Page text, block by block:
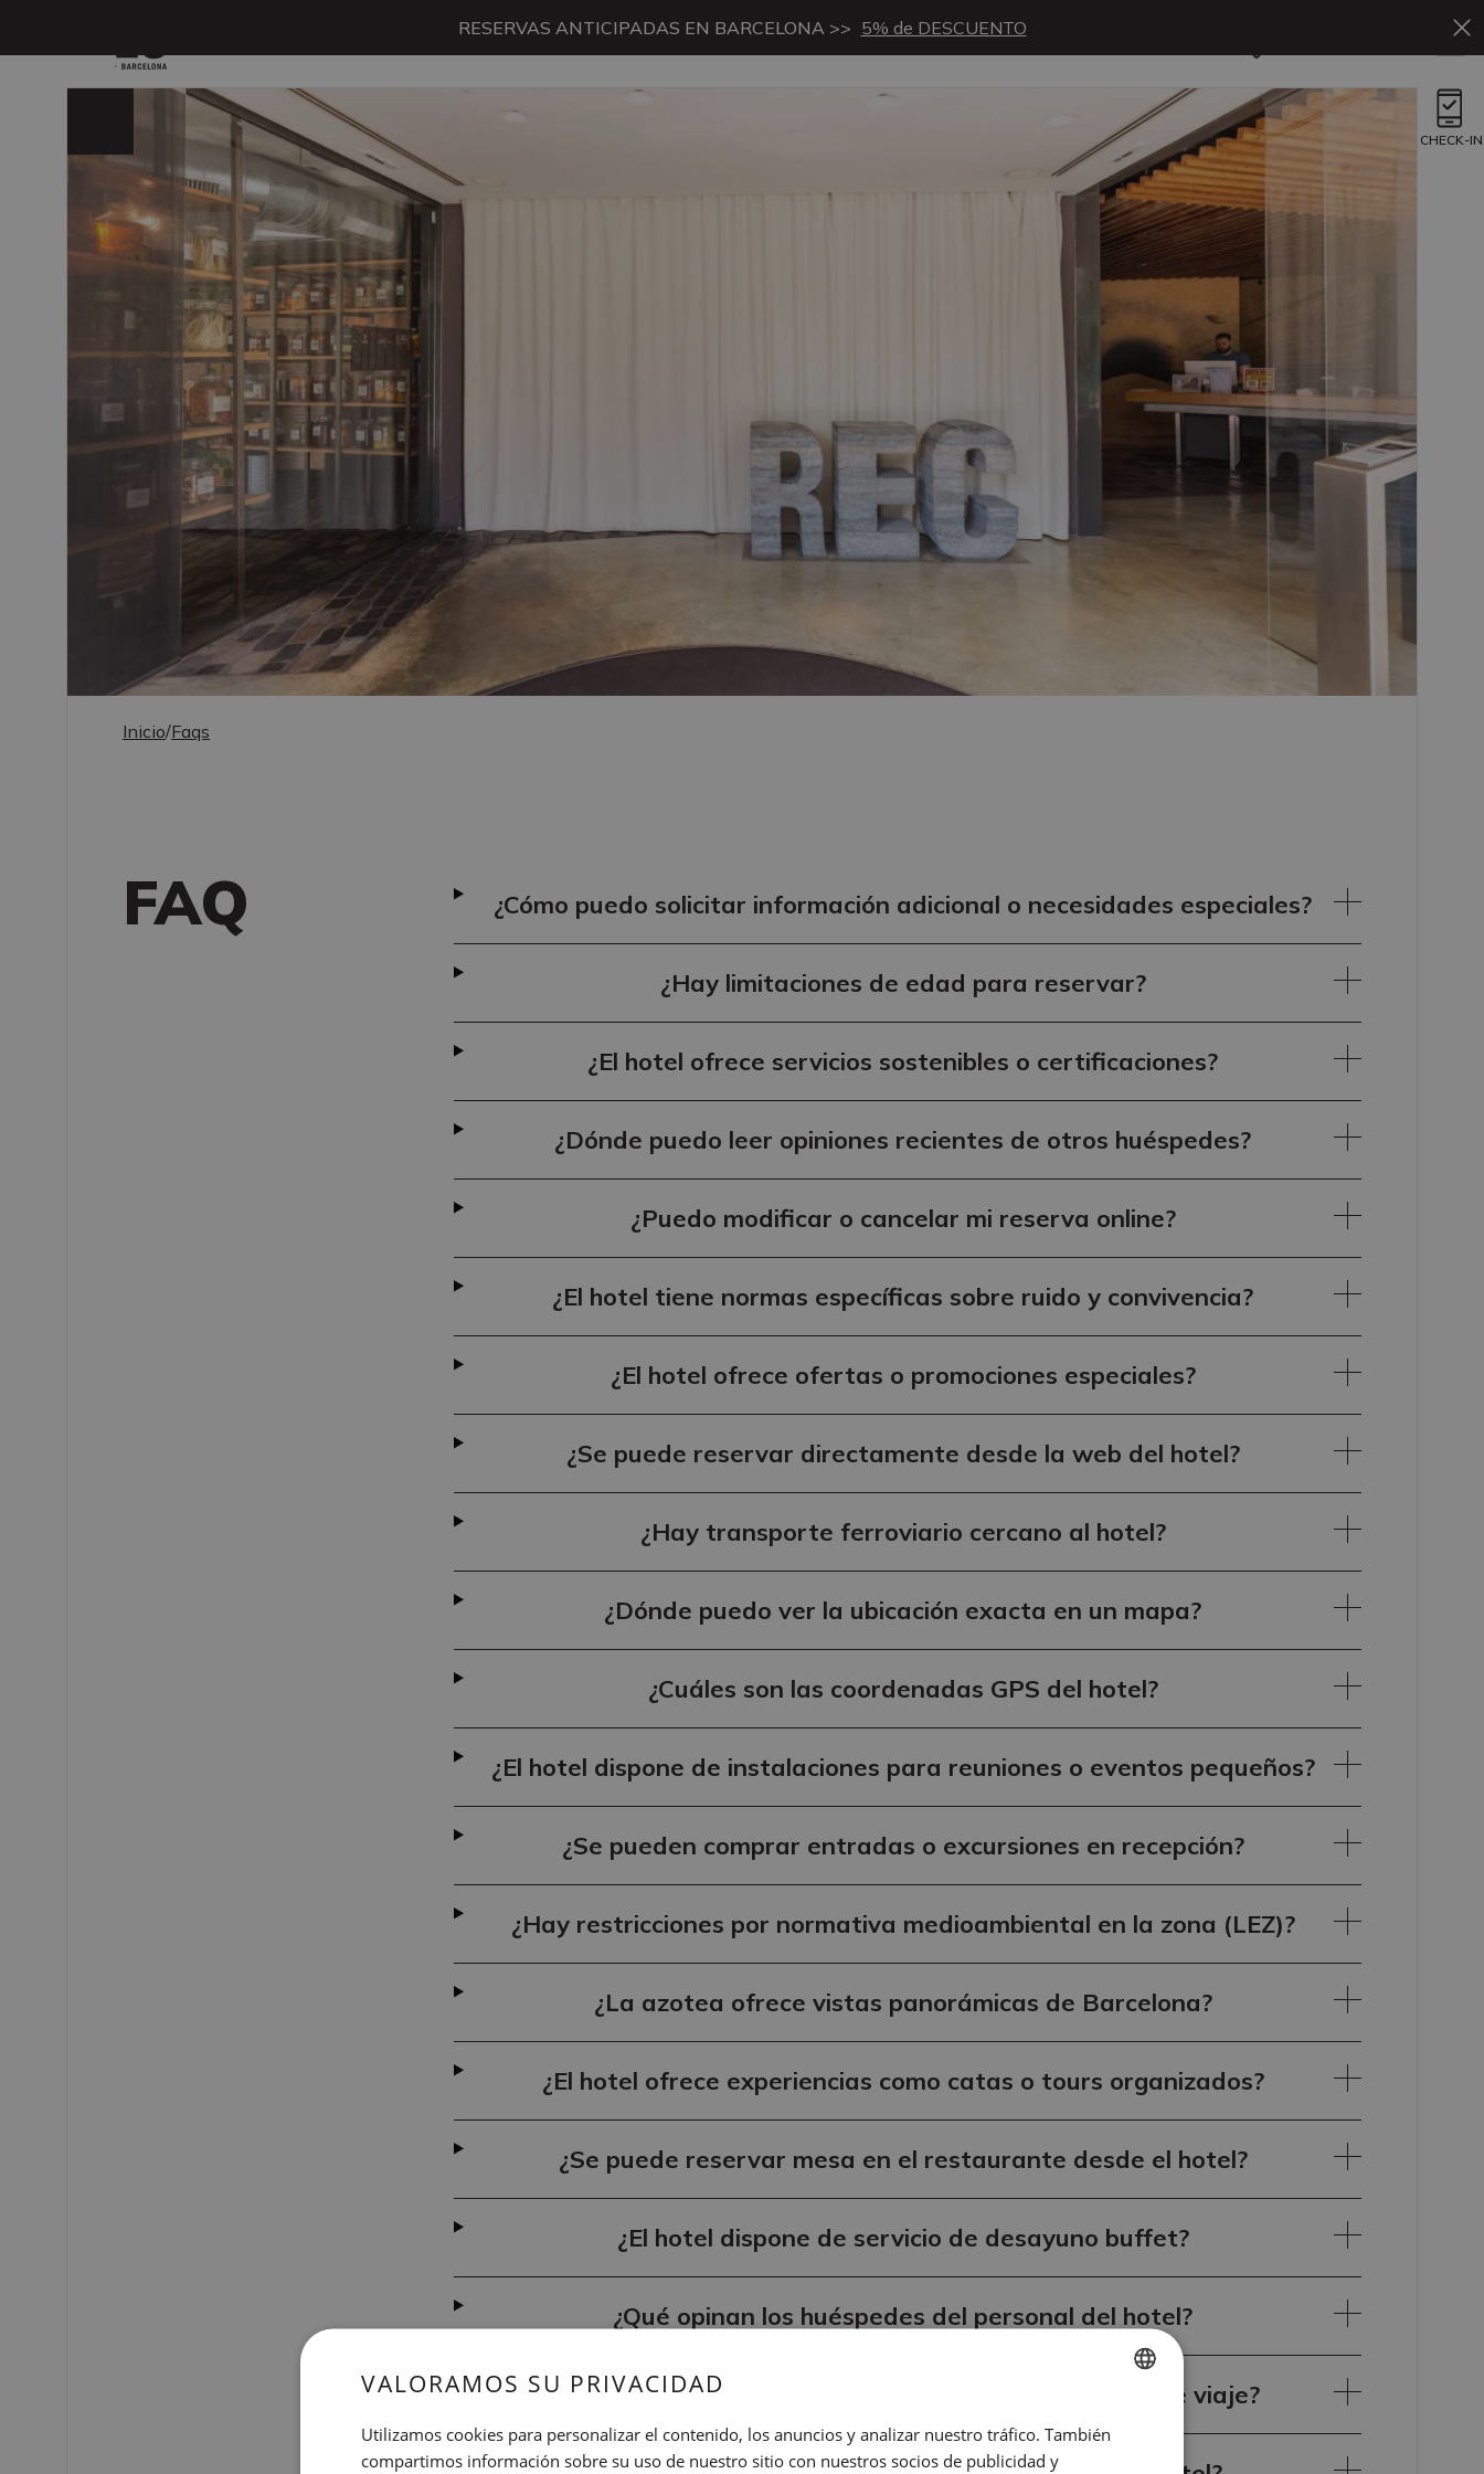
RESERVAS ANTICIPADAS EN BARCELONA >> 5% de DESCUENTO
CHECK-IN
Inicio/Faqs
FAQ ¿Cómo puedo solicitar información adicional o necesidades especiales?
¿Hay limitaciones de edad para reservar?
¿El hotel ofrece servicios sostenibles o certificaciones?
¿Dónde puedo leer opiniones recientes de otros huéspedes?
¿Puedo modificar o cancelar mi reserva online?
¿El hotel tiene normas específicas sobre ruido y convivencia?
¿El hotel ofrece ofertas o promociones especiales?
¿Se puede reservar directamente desde la web del hotel?
¿Hay transporte ferroviario cercano al hotel?
¿Dónde puedo ver la ubicación exacta en un mapa?
¿Cuáles son las coordenadas GPS del hotel?
¿El hotel dispone de instalaciones para reuniones o eventos pequeños?
¿Se pueden comprar entradas o excursiones en recepción?
¿Hay restricciones por normativa medioambiental en la zona (LEZ)?
¿La azotea ofrece vistas panorámicas de Barcelona?
¿El hotel ofrece experiencias como catas o tours organizados?
¿Se puede reservar mesa en el restaurante desde el hotel?
¿El hotel dispone de servicio de desayuno buffet?
¿Qué opinan los huéspedes del personal del hotel?
¿El hotel recibe buenas valoraciones en plataformas de viaje?
VALORAMOS SU PRIVACIDAD
Utilizamos cookies para personalizar el contenido, los anuncios y analizar nuestro tráfico. También
compartimos información sobre su uso de nuestro sitio con nuestros socios de publicidad y